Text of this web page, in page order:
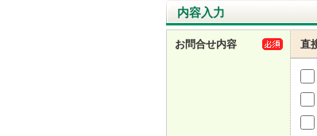
内容入力
お問合せ内容 直